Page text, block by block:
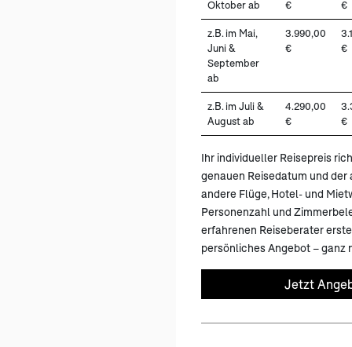
Oktober ab € €
z.B. im Mai,
Juni &
September
ab
3.990,00
€
€
z.B. im Juli &
August ab
4.290,00
€
€
Ihr individueller Reisepreis
genauen Reisedatum und
andere Flüge, Hotel- und
Personenzahl und
erfahrenen Reiseberater
persönliches Angebot – ganz
Jetzt